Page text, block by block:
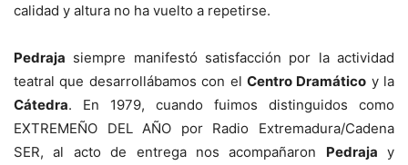
calidad y altura no ha vuelto a repetirse.
Pedraja siempre manifestó satisfacción por la actividad
teatral que desarrollábamos con el Centro Dramático y la
Cátedra. En 1979, cuando fuimos distinguidos como
EXTREMEÑO DEL AÑO por Radio Extremadura/Cadena
SER, al acto de entrega nos acompañaron Pedraja y